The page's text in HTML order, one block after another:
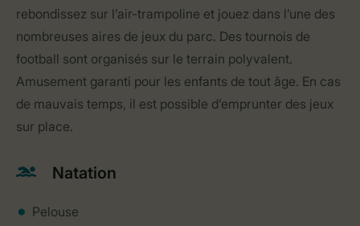
rebondissez sur l’air-trampoline et jouez dans l’une des
nombreuses aires de jeux du parc. Des tournois de
football sont organisés sur le terrain polyvalent.
Amusement garanti pour les enfants de tout âge. En cas
de mauvais temps, il est possible d’emprunter des jeux
sur place.
Natation
Pelouse